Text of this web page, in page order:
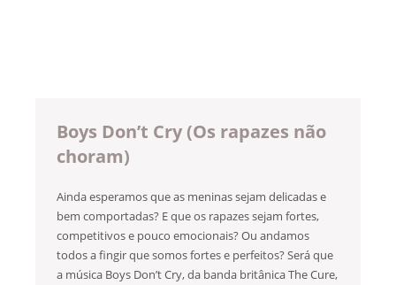
Boys Don’t Cry (Os rapazes não
choram)
Ainda esperamos que as meninas sejam delicadas e
bem comportadas? E que os rapazes sejam fortes,
competitivos e pouco emocionais? Ou andamos
todos a fingir que somos fortes e perfeitos? Será que
a música Boys Don’t Cry, da banda britânica The Cure,